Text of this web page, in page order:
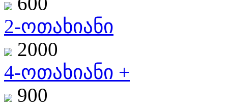
2-ოთახიანი
2000
4-ოთახიანი +
900